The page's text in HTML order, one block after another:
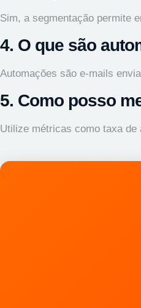
Sim, a segmentação permite
4. O que são
Automações são e-mails
5. Como posso
Utilize métricas como taxa